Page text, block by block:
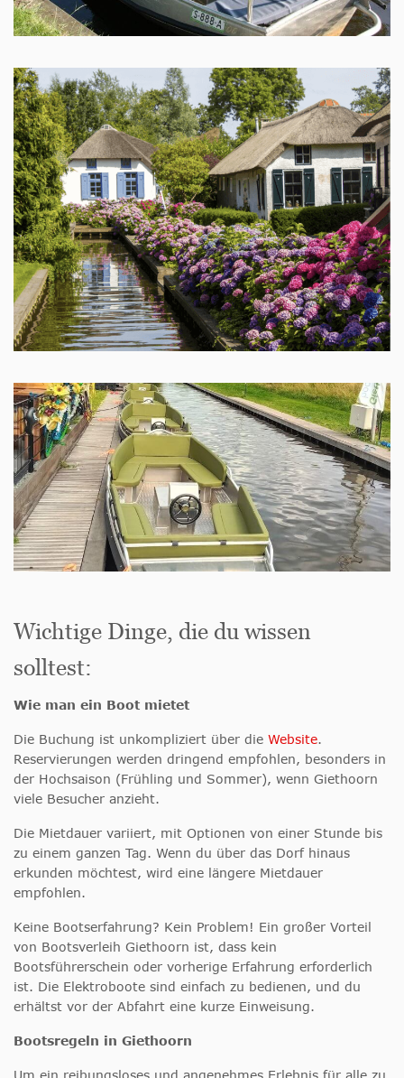
Wichtige Dinge, die du wissen
solltest:
Wie man ein Boot mietet
Die Buchung ist unkompliziert über die Website.
Reservierungen werden dringend empfohlen, besonders in
der Hochsaison (Frühling und Sommer), wenn Giethoorn
viele Besucher anzieht.
Die Mietdauer variiert, mit Optionen von einer Stunde bis
zu einem ganzen Tag. Wenn du über das Dorf hinaus
erkunden möchtest, wird eine längere Mietdauer
empfohlen.
Keine Bootserfahrung? Kein Problem! Ein großer Vorteil
von Bootsverleih Giethoorn ist, dass kein
Bootsführerschein oder vorherige Erfahrung erforderlich
ist. Die Elektroboote sind einfach zu bedienen, und du
erhältst vor der Abfahrt eine kurze Einweisung.
Bootsregeln in Giethoorn
Um ein reibungsloses und angenehmes Erlebnis für alle zu